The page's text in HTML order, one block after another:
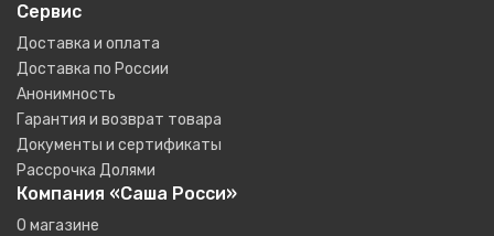
Сервис
Доставка и оплата
Доставка по России
Анонимность
Гарантия и возврат товара
Документы и сертификаты
Рассрочка Долями
Компания «Саша Росси»
О магазине